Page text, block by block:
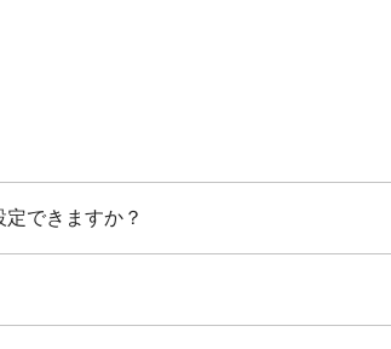
できますか？